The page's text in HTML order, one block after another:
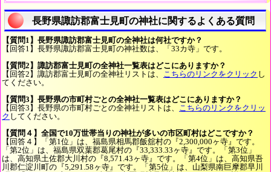
長野県諏訪郡富士見町の神社に関するよくある質問
【質問1】長野県諏訪郡富士見町の全神社は何社ですか？
【回答1】長野県諏訪郡富士見町の神社数は、「33カ寺」です。
【質問2】諏訪郡富士見町の全神社一覧表はどこにありますか？
【回答2】諏訪郡富士見町の全神社リストは、 こちらのリンクをクリック し
てください。
【質問3】長野県の市町村ごとの全神社一覧表はどこにありますか？
【回答3】長野県の市町村ごとの全神社リストは、 こちらのリンクをクリッ
ク してください。
【質問４】全国で10万世帯当りの神社が多いの市区町村はどこですか？
【回答４】「第1位」は、福島県相馬郡飯舘村の『2,300,000ヶ寺』です。
「第2位」は、福島県双葉郡葛尾村の『33,333.33ヶ寺』です。「第3位」
は、高知県土佐郡大川村の『8,571.43ヶ寺』です。「第4位」は、高知県吾
川郡仁淀川町の『5,291.58ヶ寺』です。「第5位」は、山梨県南巨摩郡早川